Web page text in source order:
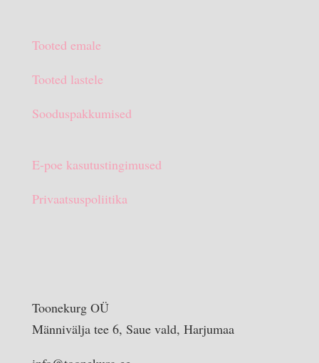
€15.90.
Tooted emale
Tooted lastele
Sooduspakkumised
E-poe kasutustingimused
Privaatsuspoliitika
Toonekurg OÜ
Männivälja tee 6, Saue vald, Harjumaa